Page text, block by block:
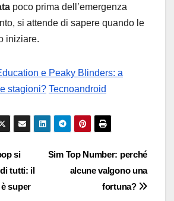
poco prima dell’emergenza
si attende di sapere quando le
iniziare.
e Peaky Blinders: a
stagioni? Tecnoandroid
Sim Top Number: perché
alcune valgono una
fortuna?
si
tutti: il
super